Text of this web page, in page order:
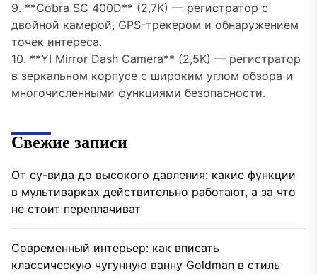
9. **Cobra SC 400D** (2,7K) — регистратор с
двойной камерой, GPS-трекером и обнаружением
точек интереса.
10. **YI Mirror Dash Camera** (2,5K) — регистратор
в зеркальном корпусе с широким углом обзора и
многочисленными функциями безопасности.
Свежие записи
От су-вида до высокого давления: какие функции
в мультиварках действительно работают, а за что
не стоит переплачиват
Современный интерьер: как вписать
классическую чугунную ванну Goldman в стиль